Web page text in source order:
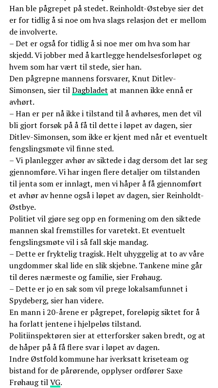
Han ble pågrepet på stedet. Reinholdt-Østebye sier det
er for tidlig å si noe om hva slags relasjon det er mellom
de involverte.
– Det er også for tidlig å si noe mer om hva som har
skjedd. Vi jobber med å kartlegge hendelsesforløpet og
hvem som har vært til stede, sier han.
Den pågrepne mannens forsvarer, Knut Ditlev-
Simonsen, sier tilDagbladet at mannen ikke ennå er
avhørt.
– Han er per nå ikke i tilstand til å avhøres, men det vil
bli gjort forsøk på å få til dette i løpet av dagen, sier
Ditlev-Simonsen, som ikke er kjent med når et eventuelt
fengslingsmøte vil finne sted.
– Vi planlegger avhør av siktede i dag dersom det lar seg
gjennomføre. Vi har ingen flere detaljer om tilstanden
til jenta som er innlagt, men vi håper å få gjennomført
et avhør av henne også i løpet av dagen, sier Reinholdt-
Østbye.
Politiet vil gjøre seg opp en formening om den siktede
mannen skal fremstilles for varetekt. Et eventuelt
fengslingsmøte vil i så fall skje mandag.
– Dette er fryktelig tragisk. Helt uhyggelig at to av våre
ungdommer skal lide en slik skjebne. Tankene mine går
til deres nærmeste og familie, sier Frøhaug.
– Dette er jo en sak som vil prege lokalsamfunnet i
Spydeberg, sier han videre.
En mann i 20-årene er pågrepet, foreløpig siktet for å
ha forlatt jentene i hjelpeløs tilstand.
Politiinspektøren sier at etterforsker saken bredt, og at
de håper på å få flere svar i løpet av dagen.
Indre Østfold kommune har iverksatt kriseteam og
bistand for de pårørende, opplyser ordfører Saxe
Frøhaug tilVG.